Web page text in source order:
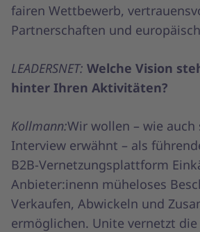
fairen Wettbewerb,
Partnerschaften und
LEADERSNET: Welche Vision
hinter Ihren Aktivitäten?
Kollmann:Wir wollen – wie
Interview erwähnt – als
B2B-Vernetzungsplattform
Anbieter:inenn müheloses
Verkaufen, Abwickeln und
ermöglichen. Unite vernetzt